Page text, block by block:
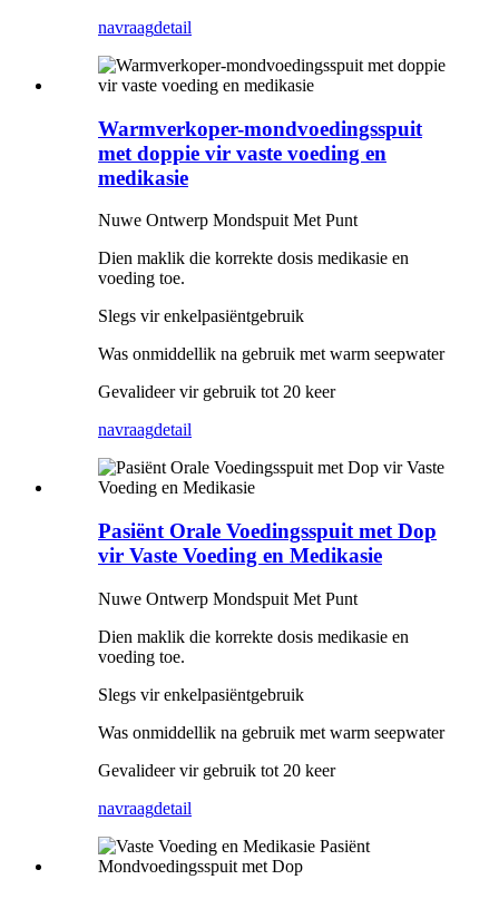
navraagdetail
Warmverkoper-mondvoedingsspuit
met doppie vir vaste voeding en
medikasie
Nuwe Ontwerp Mondspuit Met Punt
Dien maklik die korrekte dosis medikasie en
voeding toe.
Slegs vir enkelpasiëntgebruik
Was onmiddellik na gebruik met warm seepwater
Gevalideer vir gebruik tot 20 keer
navraagdetail
Pasiënt Orale Voedingsspuit met Dop
vir Vaste Voeding en Medikasie
Nuwe Ontwerp Mondspuit Met Punt
Dien maklik die korrekte dosis medikasie en
voeding toe.
Slegs vir enkelpasiëntgebruik
Was onmiddellik na gebruik met warm seepwater
Gevalideer vir gebruik tot 20 keer
navraagdetail